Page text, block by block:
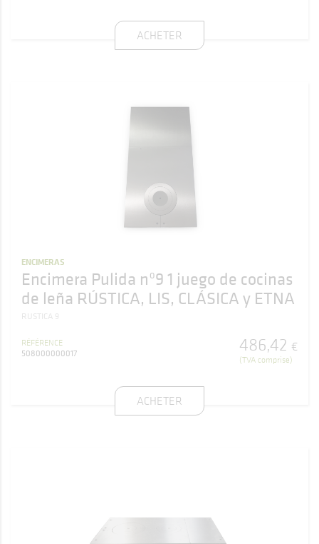
ACHETER
ENCIMERAS
Encimera Pulida nº9 1 juego de cocinas
de leña RÚSTICA, LIS, CLÁSICA y ETNA
RUSTICA 9
RÉFÉRENCE
508000000017
486,42 €
(TVA comprise)
ACHETER